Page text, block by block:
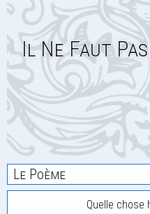
Il Ne Faut
Le Poème
Quelle chose